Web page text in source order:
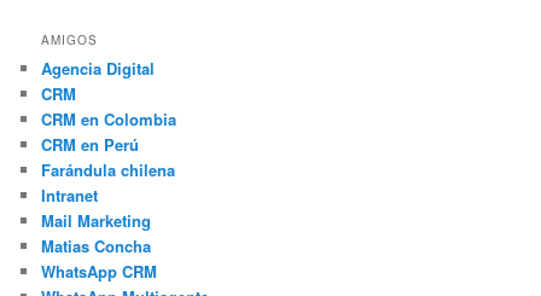
AMIGOS
Agencia Digital
CRM
CRM en Colombia
CRM en Perú
Farándula chilena
Intranet
Mail Marketing
Matias Concha
WhatsApp CRM